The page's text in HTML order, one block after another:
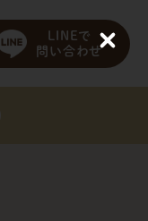
LINEで
問い合わせ C
l